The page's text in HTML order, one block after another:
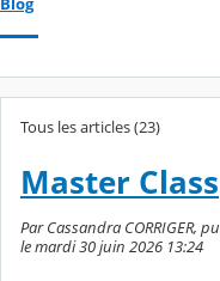
Tous les articles (23)
Master Class
Par Cassandra CORRIGER,
le mardi 30 juin 2026 13:24